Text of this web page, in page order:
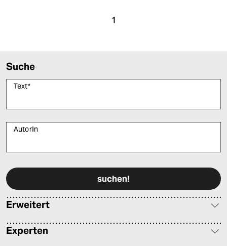
1
Suche
Text*
AutorIn
Erweitert
Experten